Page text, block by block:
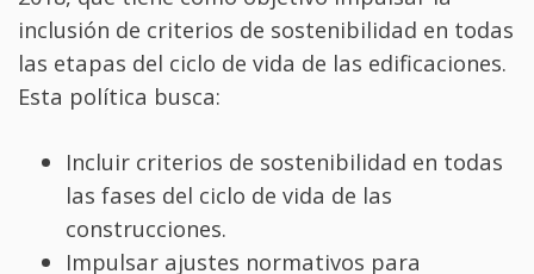
inclusión de criterios de sostenibilidad en todas
las etapas del ciclo de vida de las edificaciones.
Esta política busca:
Incluir criterios de sostenibilidad en todas
las fases del ciclo de vida de las
construcciones.
Impulsar ajustes normativos para